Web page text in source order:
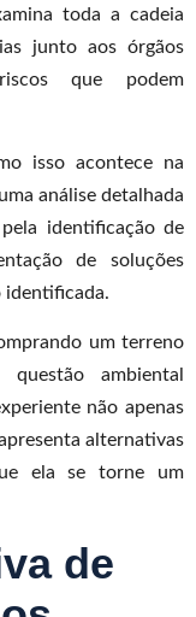
toda a cadeia
junto aos órgãos
que podem
isso acontece na
análise detalhada
identificação de
de soluções
identificada.
um terreno
ambiental
não apenas
alternativas
ela se torne um
de